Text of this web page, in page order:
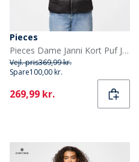
Pieces
Pieces Dame Janni Kort Puf Jakke Magnet
Vejl. pris369,99 kr.
Spare100,00 kr.
Current
269,99 kr.